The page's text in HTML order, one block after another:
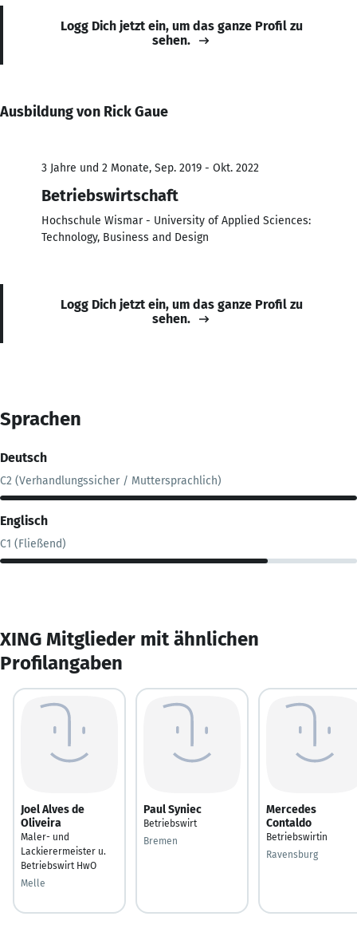
Logg Dich jetzt ein, um das ganze Profil zu
sehen.
Ausbildung von Rick Gaue
3 Jahre und 2 Monate, Sep. 2019 - Okt. 2022
Betriebswirtschaft
Hochschule Wismar - University of Applied Sciences:
Technology, Business and Design
Logg Dich jetzt ein, um das ganze Profil zu
sehen.
Sprachen
Deutsch
C2 (Verhandlungssicher / Muttersprachlich)
Englisch
C1 (Fließend)
XING Mitglieder mit ähnlichen
Profilangaben
Joel Alves de
Oliveira
Maler- und
Lackierermeister u.
Betriebswirt HwO
Melle
Paul Syniec
Betriebswirt
Bremen
Mercedes
Contaldo
Betriebswirtin
Ravensburg